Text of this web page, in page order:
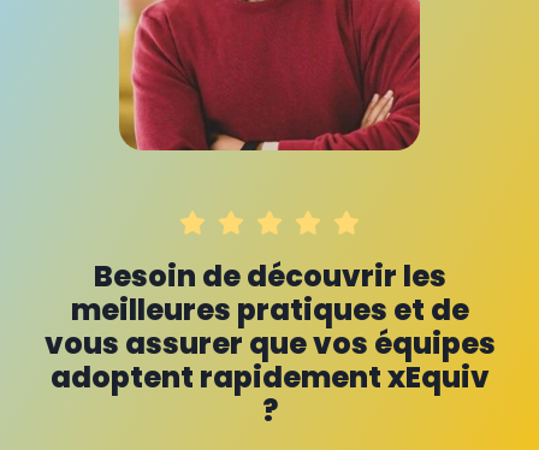
Besoin de découvrir les
meilleures pratiques et de
vous assurer que vos équipes
adoptent rapidement xEquiv
?